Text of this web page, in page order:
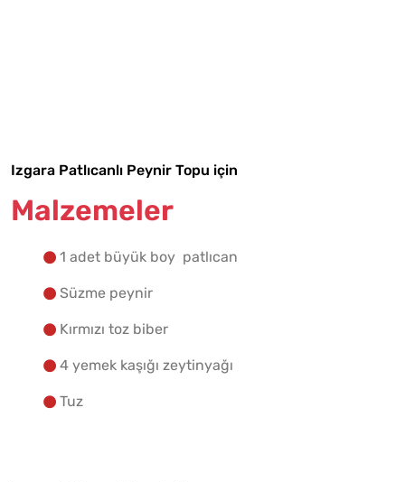
Yapılış Adımlarına Geç
Izgara Patlıcanlı Peynir Topu için
Malzemeler
1 adet büyük boy patlıcan
Süzme peynir
Kırmızı toz biber
4 yemek kaşığı zeytinyağı
Tuz